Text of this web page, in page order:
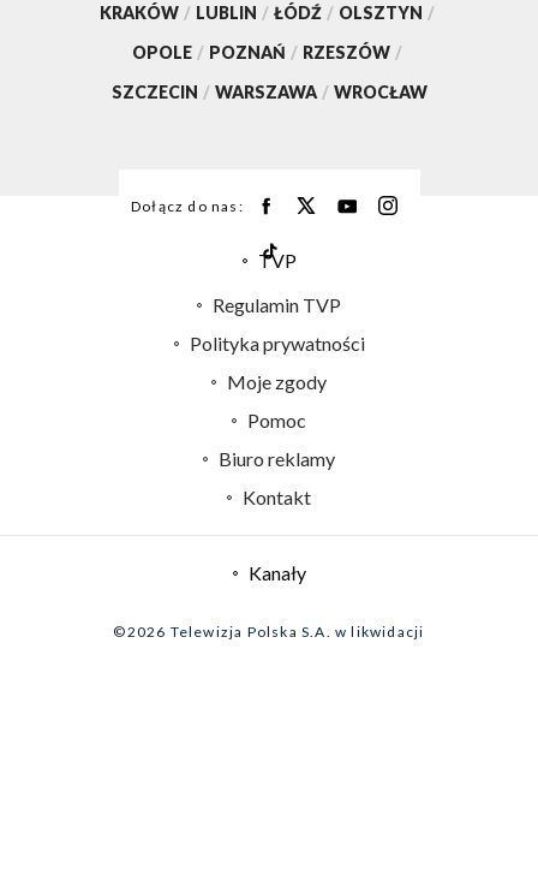
KRAKÓW / LUBLIN / ŁÓDŹ / OLSZTYN /
OPOLE / POZNAŃ / RZESZÓW /
SZCZECIN / WARSZAWA / WROCŁAW
Dołącz do nas:
TVP
Centrum informacji TVP
Naziemna Telewizja Cyfrowa
Biuro Reklamy
Regulamin TVP
Polityka prywatności
Moje zgody
Pomoc
Biuro reklamy
Kontakt
Kanały
©2026 Telewizja Polska S.A. w likwidacji